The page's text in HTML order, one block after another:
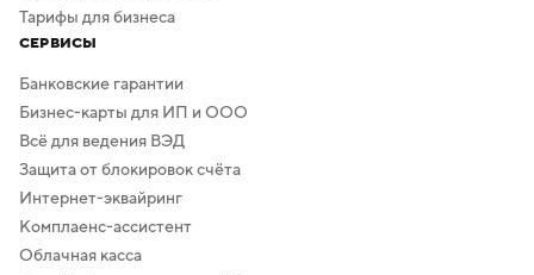
Тарифы для бизнеса
СЕРВИСЫ
Банковские гарантии
Бизнес-карты для ИП и ООО
Всё для ведения ВЭД
Защита от блокировок счёта
Интернет-эквайринг
Комплаенс-ассистент
Облачная касса